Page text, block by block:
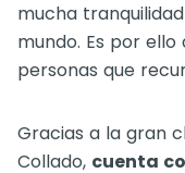
mucha
mundo. Es por
personas que
Gracias a la gran
Collado, cuenta